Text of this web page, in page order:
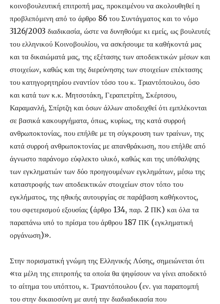
κοινοβουλευτική επιτροπή μας, προκειμένου να ακολουθηθεί η
προβλεπόμενη από το άρθρο 86 του Συντάγματος και το νόμο
3126/2003 διαδικασία, ώστε να δυνηθούμε κι εμείς, ως βουλευτές
του ελληνικού Κοινοβουλίου, να ασκήσουμε τα καθήκοντά μας
και τα δικαιώματά μας, της εξέτασης των αποδεικτικών μέσων και
στοιχείων, καθώς και της διερεύνησης των στοιχείων επέκτασης
του κατηγορητηρίου εναντίον τόσο του κ. Τριαντόπουλου, όσο
και κατά των κ.κ. Μητσοτάκη, Γεραπετρίτη, Σκέρτσου,
Καραμανλή, Σπίρτζη και όσων άλλων αποδειχθεί ότι εμπλέκονται
σε βασικά κακουργήματα, όπως, κυρίως, της κατά συρροή
ανθρωποκτονίας, που επήλθε με τη σύγκρουση των τραίνων, της
κατά συρροή ανθρωποκτονίας με απανθράκωση, που επήλθε από
άγνωστο παράνομο εύφλεκτο υλικό, καθώς και της υπόθαλψης
των εγκληματιών των δύο προηγουμένων εγκλημάτων, μέσω της
καταστροφής των αποδεικτικών στοιχείων στον τόπο του
εγκλήματος, της ηθικής αυτουργίας σε παράβαση καθήκοντος,
του σφετερισμού εξουσίας (άρθρο 134, παρ. 2 ΠΚ) και όλα τα
παραπάνω υπό το πρίσμα του άρθρου 187 ΠΚ (εγκληματική
οργάνωση)».
Στην πορισματική γνώμη της Ελληνικής Λύσης, σημειώνεται ότι
«τα μέλη της επιτροπής τα οποία θα ψηφίσουν να γίνει αποδεκτό
το αίτημα του υπόπτου, κ. Τριαντόπουλου (εν. για παραπομπή
του στην δικαιοσύνη με αυτή την διαδιαδικασία που